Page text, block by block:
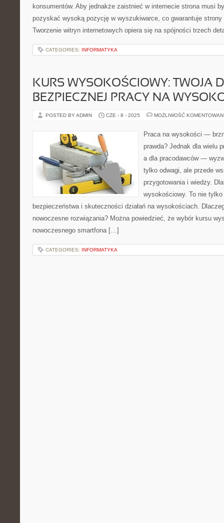
konsumentów. Aby jednakże zaistnieć w internecie strona musi
pozyskać wysoką pozycję w wyszukiwarce, co gwarantuje strony
Tworzenie witryn internetowych opiera się na spójności trzech
CATEGORIES: INFORMATYKA
KURS WYSOKOŚCIOWY: TWOJA
BEZPIECZNEJ PRACY NA
POSTED BY ADMIN CZE - 8 - 2025 MOŻLIWOŚĆ
Praca na wysokości —
prawda? Jednak dla wielu
a dla pracodawców —
tylko odwagi, ale przede
przygotowania i wiedzy.
wysokościowy. To nie
bezpieczeństwa i skuteczności działań na wysokościach.
nowoczesne rozwiązania? Można powiedzieć, że wybór kursu
nowoczesnego smartfona […]
CATEGORIES: INFORMATYKA